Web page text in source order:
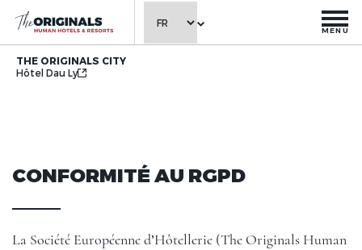
MENU
THE ORIGINALS CITY
Hôtel Dau Ly
CONFORMITÉ AU RGPD
La Société Européenne d’Hôtellerie (The Originals Human